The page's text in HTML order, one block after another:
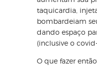
taquicardia,
bombardeiam
dando espaço
(inclusive o
O que fazer